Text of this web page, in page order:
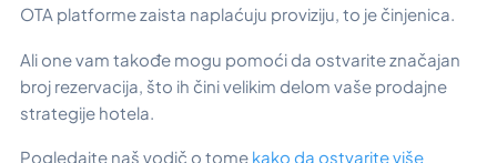
OTA platforme zaista naplaćuju proviziju, to je činjenica.
Ali one vam takođe mogu pomoći da ostvarite značajan
broj rezervacija, što ih čini velikim delom vaše prodajne
strategije hotela.
Pogledajte naš vodič o tome kako da ostvarite više